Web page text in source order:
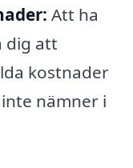
Att ha
dig att
kostnader
nämner i